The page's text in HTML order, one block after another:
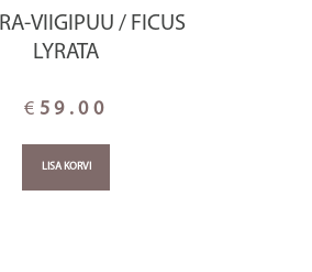
VIIGIPUU / FICUS
LYRATA
€ 59.00
LISA KORVI